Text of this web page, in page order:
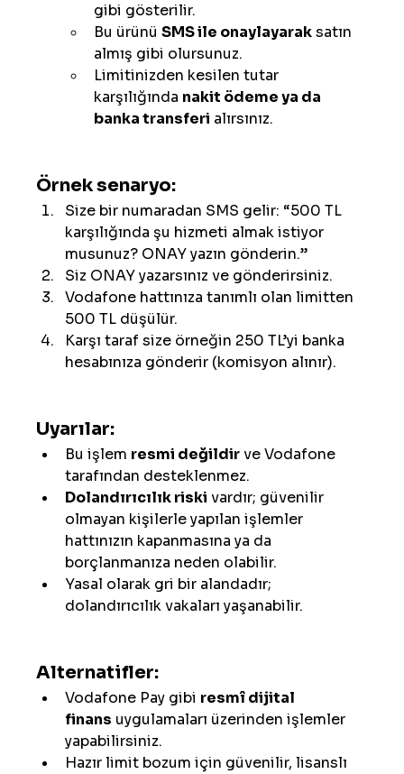
gibi gösterilir.
Bu ürünü SMS ile onaylayarak satın
almış gibi olursunuz.
Limitinizden kesilen tutar
karşılığında nakit ödeme ya da
banka transferi alırsınız.
Örnek senaryo:
Size bir numaradan SMS gelir: “500 TL
karşılığında şu hizmeti almak istiyor
musunuz? ONAY yazın gönderin.”
Siz ONAY yazarsınız ve gönderirsiniz.
Vodafone hattınıza tanımlı olan limitten
500 TL düşülür.
Karşı taraf size örneğin 250 TL’yi banka
hesabınıza gönderir (komisyon alınır).
Uyarılar:
Bu işlem resmi değildir ve Vodafone
tarafından desteklenmez.
Dolandırıcılık riski vardır; güvenilir
olmayan kişilerle yapılan işlemler
hattınızın kapanmasına ya da
borçlanmanıza neden olabilir.
Yasal olarak gri bir alandadır;
dolandırıcılık vakaları yaşanabilir.
Alternatifler:
Vodafone Pay gibi resmî dijital
finans uygulamaları üzerinden işlemler
yapabilirsiniz.
Hazır limit bozum için güvenilir, lisanslı